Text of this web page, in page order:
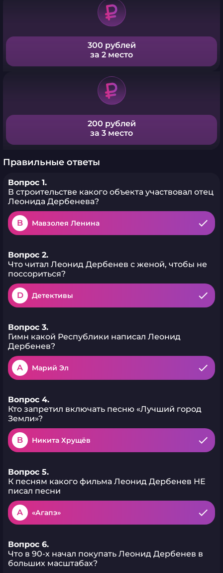
300 рублей
за 2 место
200 рублей
за 3 место
Правильные ответы
Вопрос 1.
В строительстве какого объекта участвовал отец
Леонида Дербенева?
B Мавзолея Ленина
Вопрос 2.
Что читал Леонид Дербенев с женой, чтобы не
поссориться?
D Детективы
Вопрос 3.
Гимн какой Республики написал Леонид
Дербенев?
A Марий Эл
Вопрос 4.
Кто запретил включать песню «Лучший город
Земли»?
B Никита Хрущёв
Вопрос 5.
К песням какого фильма Леонид Дербенев НЕ
писал песни
A «Агапэ»
Вопрос 6.
Что в 90-х начал покупать Леонид Дербенев в
больших масштабах?